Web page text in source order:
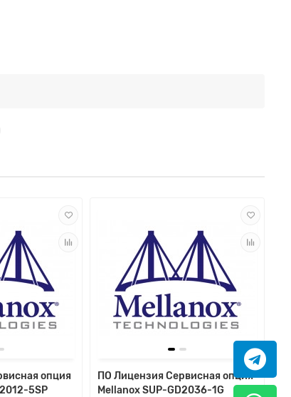
опция
5SP
ПО Лицензия Сервисная опция
Mellanox SUP-GD2036-1G